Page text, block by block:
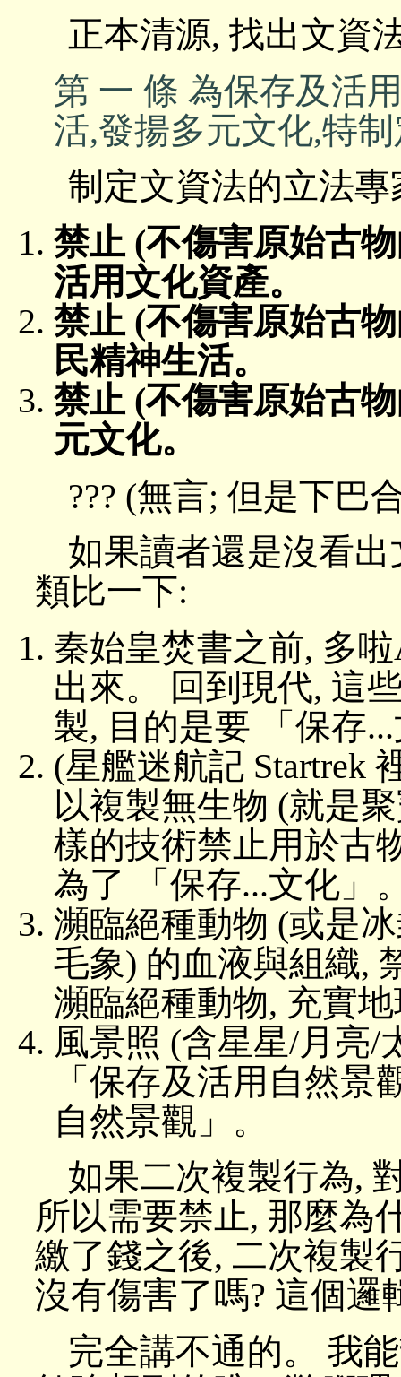
正本清源, 找出文資
第 一 條 為保存及活
活,發揚多元文化,特
制定文資法的立法
禁止 (不傷害原始古
活用文化資產。
禁止 (不傷害原始古
民精神生活。
禁止 (不傷害原始古
元文化。
??? (無言; 但是下巴
如果讀者還是沒看
類比一下:
秦始皇焚書之前, 多
出來。 回到現代, 這
製, 目的是要 「保存
(星艦迷航記 Startrek
以複製無生物 (就是
樣的技術禁止用於古
為了 「保存...文化」
瀕臨絕種動物 (或是
毛象) 的血液與組織,
瀕臨絕種動物, 充實
風景照 (含星星/月亮/
「保存及活用自然
自然景觀」。
如果二次複製行為,
所以需要禁止, 那麼為
繳了錢之後, 二次複製
沒有傷害了嗎? 這個邏
完全講不通的。 我